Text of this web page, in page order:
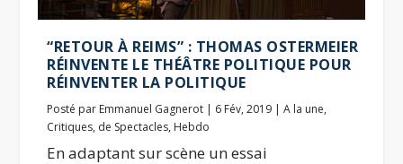
“RETOUR À REIMS” : THOMAS OSTERMEIER
RÉINVENTE LE THÉÂTRE POLITIQUE POUR
RÉINVENTER LA POLITIQUE
Posté par Emmanuel Gagnerot | 6 Fév, 2019 |A la une,
Critiques, de Spectacles, Hebdo
En adaptant sur scène un essai